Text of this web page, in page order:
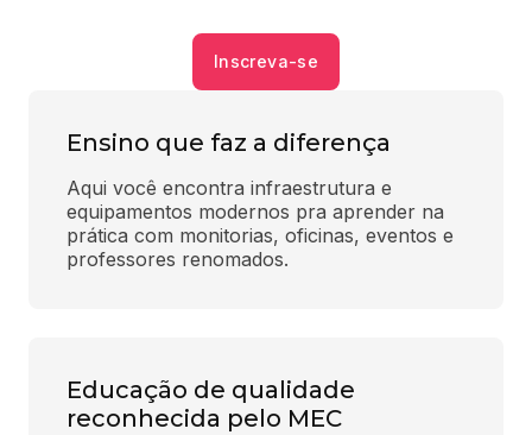
Inscreva-se
Ensino que faz a diferença
Aqui você encontra infraestrutura e
equipamentos modernos pra aprender na
prática com monitorias, oficinas, eventos e
professores renomados.
Educação de qualidade
reconhecida pelo MEC